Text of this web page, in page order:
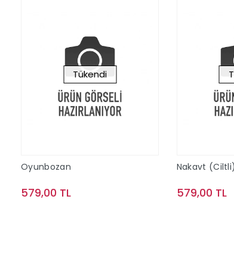
Tükendi
Oyunbozan
579,00 TL
Nakavt (Ciltli)
579,00 TL